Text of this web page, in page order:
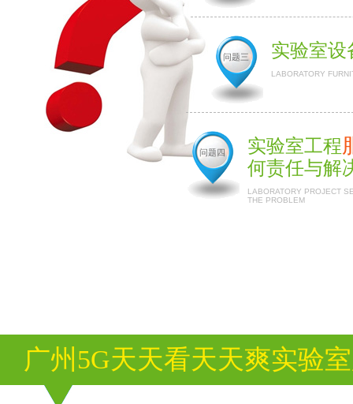
问题三 实验室设
LABORATORY
问题四 实验室工程
何责任与解
LABORATORY PROJECT
THE PROBLEM
广州5G天天看天天爽实验